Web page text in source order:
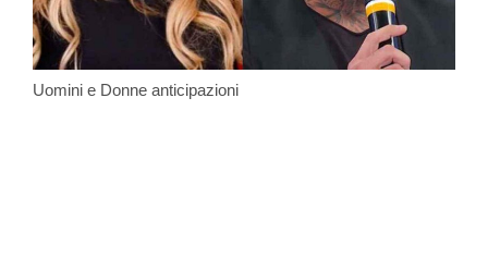
Uomini e Donne anticipazioni